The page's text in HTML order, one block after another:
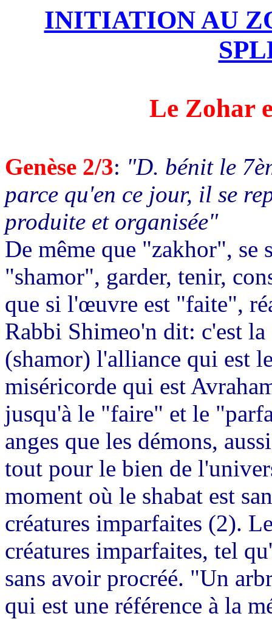
INITIATION AU
Le Zohar
Genèse 2/3: "D. bénit le
parce qu'en ce jour, il se
produite et organisée"
De même que "zakhor",
"shamor", garder, tenir,
que si l'œuvre est "faite",
Rabbi Shimeo'n dit: c'est
(shamor) l'alliance qui est
miséricorde qui est
jusqu'à le "faire" et le
anges que les démons,
tout pour le bien de
moment où le shabat est
créatures imparfaites (2).
créatures imparfaites, tel
sans avoir procréé. "Un
qui est une référence à la